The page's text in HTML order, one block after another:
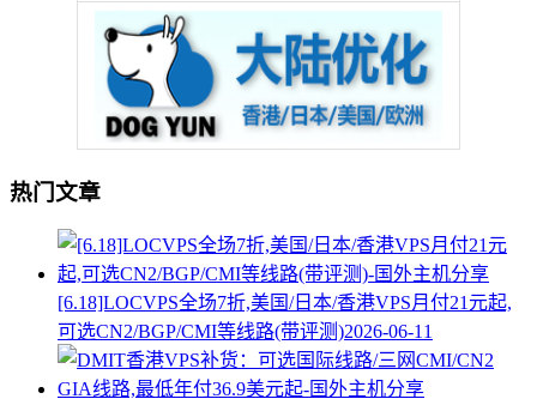
热门文章
[6.18]LOCVPS全场7折,美国/日本/香港VPS月付21元起,
可选CN2/BGP/CMI等线路(带评测)2026-06-11